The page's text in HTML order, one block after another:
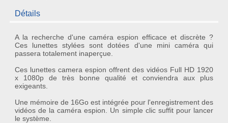
Détails
A la recherche d'une caméra espion efficace et discrète ?
Ces lunettes stylées sont dotées d'une mini caméra qui
passera totalement inaperçue.
Ces lunettes camera espion offrent des vidéos Full HD 1920
x 1080pde très bonne qualité et conviendra aux plus
exigeants.
Une mémoire de 16Goest intégrée pour l'enregistrement des
vidéos de lacaméra espion . Un simple clic suffit pour lancer
le système.